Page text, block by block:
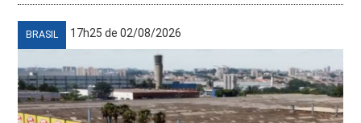
BRASIL 17h25 de 02/08/2026